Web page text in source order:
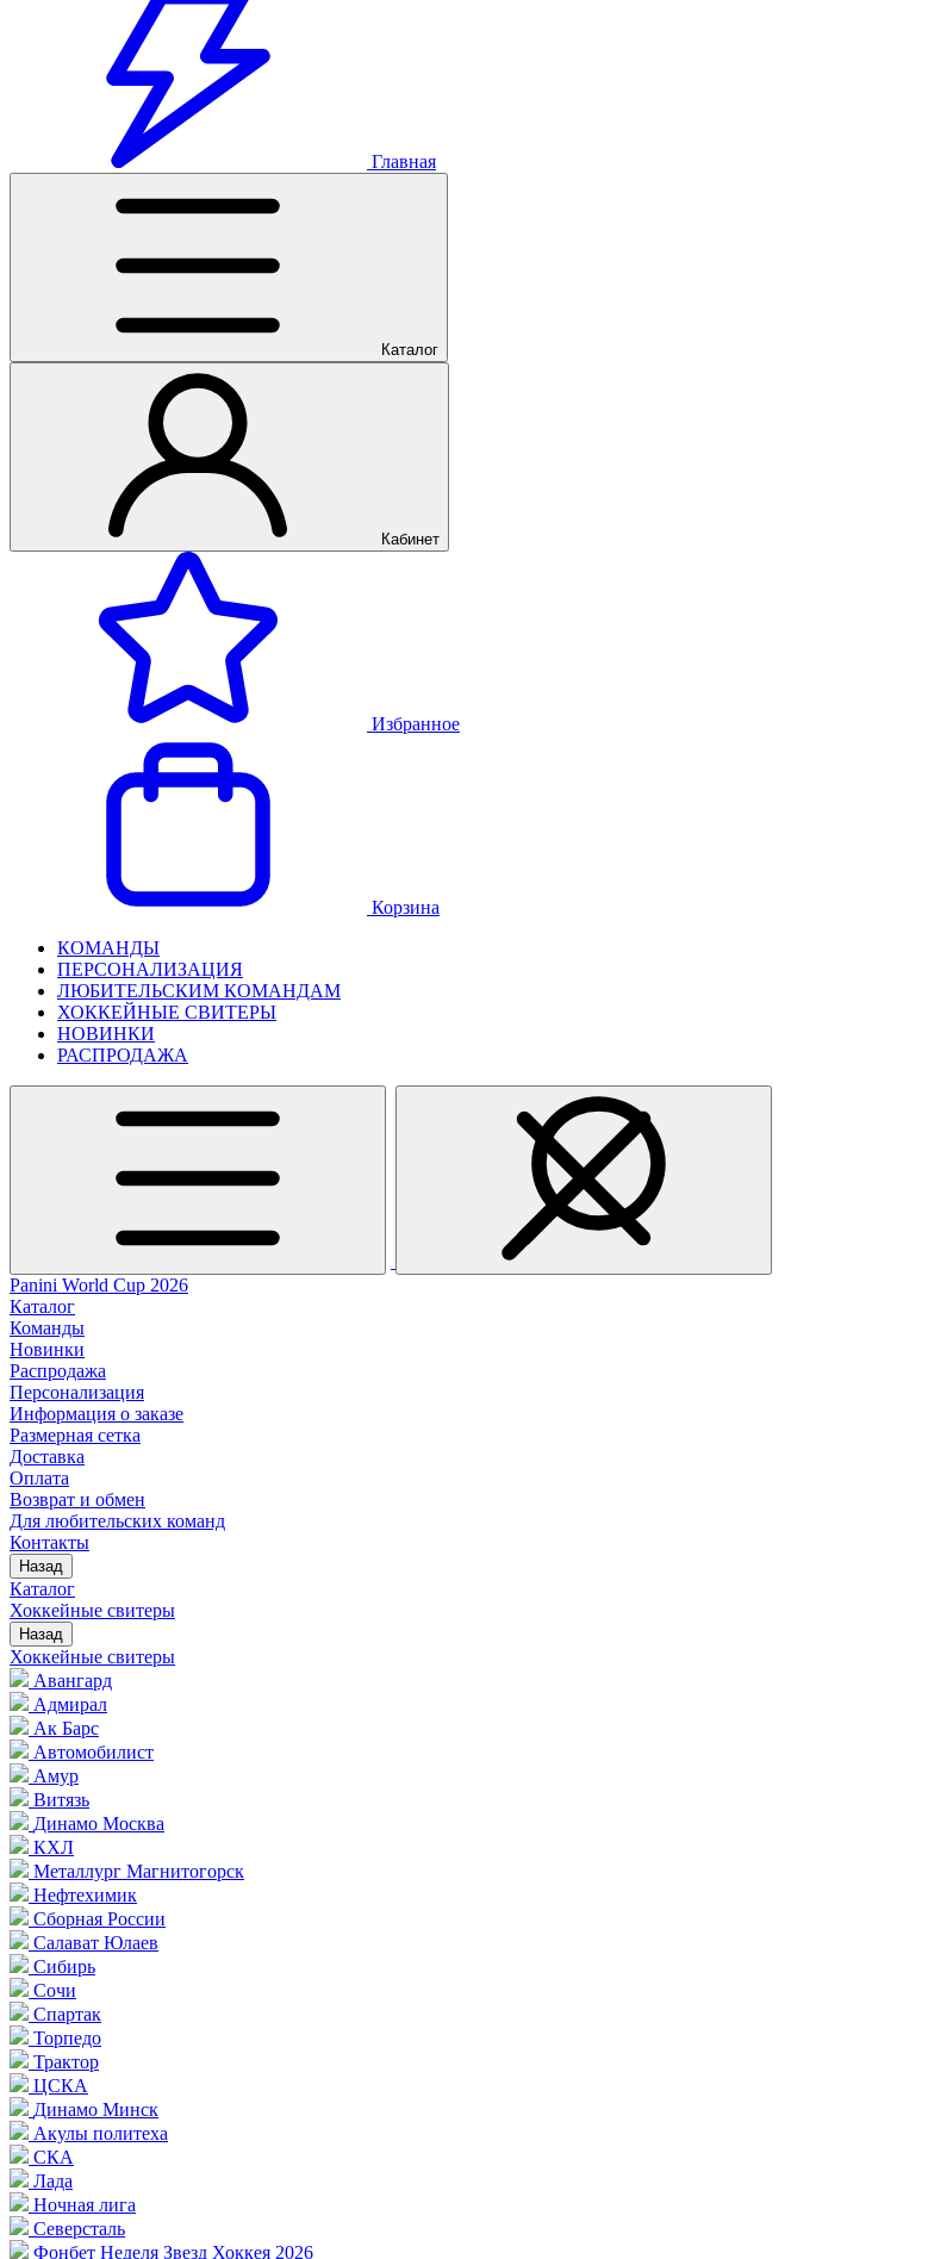
Главная
Каталог
Кабинет
Избранное
Корзина
КОМАНДЫ
ПЕРСОНАЛИЗАЦИЯ
ЛЮБИТЕЛЬСКИМ КОМАНДАМ
ХОККЕЙНЫЕ СВИТЕРЫ
НОВИНКИ
РАСПРОДАЖА
Panini World Cup 2026
Каталог
Команды
Новинки
Распродажа
Персонализация
Информация о заказе
Размерная сетка
Доставка
Оплата
Возврат и обмен
Для любительских команд
Контакты
Назад
Каталог
Хоккейные свитеры
Назад
Хоккейные свитеры
Авангард
Адмирал
Ак Барс
Автомобилист
Амур
Витязь
Динамо Москва
КХЛ
Металлург Магнитогорск
Нефтехимик
Сборная России
Салават Юлаев
Сибирь
Сочи
Спартак
Торпедо
Трактор
ЦСКА
Динамо Минск
Акулы политеха
СКА
Лада
Ночная лига
Северсталь
Фонбет Неделя Звезд Хоккея 2026